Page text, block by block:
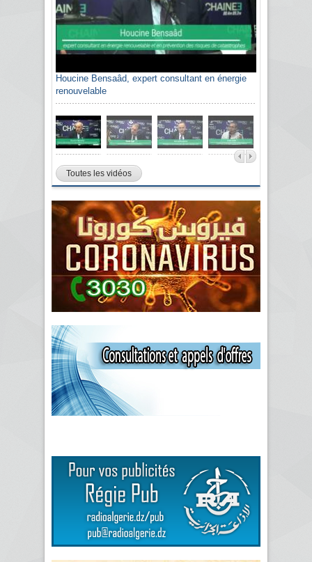
Houcine Bensaâd, expert consultant en énergie
renouvelable
Toutes les vidéos